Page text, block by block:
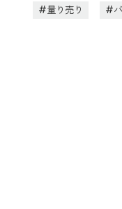
量り売り